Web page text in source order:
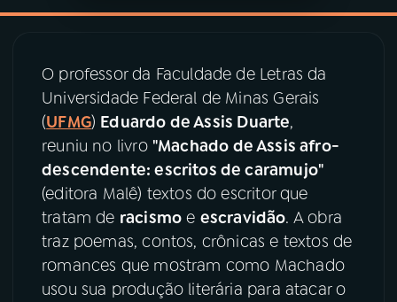
YouTube Facebook
Instagram
TikTok
O professor da Faculdade de Letras da
Universidade Federal de Minas Gerais
(UFMG) Eduardo de Assis Duarte,
reuniu no livro "Machado de Assis afro-
descendente: escritos de caramujo"
(editora Malê) textos do escritor que
tratam de racismo e escravidão. A obra
traz poemas, contos, crônicas e textos de
romances que mostram como Machado
usou sua produção literária para atacar o